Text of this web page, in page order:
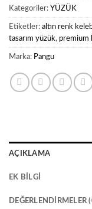
Kategoriler: YÜZÜK
Etiketler: altın renk
tasarım yüzük, premium
Marka: Pangu
AÇIKLAMA
EK BILGI
DEĞERLENDIRMELER